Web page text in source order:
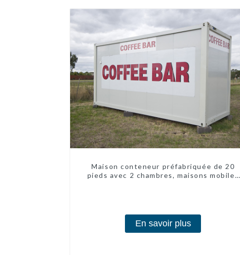
Maison conteneur préfabriquée de 20
pieds avec 2 chambres, maisons mobiles
En savoir plus